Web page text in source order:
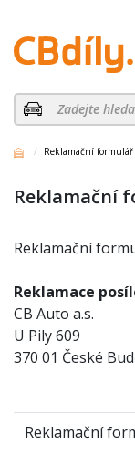
Reklamační formulář
Reklamační
Reklamační
Reklamace
CB Auto a.s.
U Pily 609
370 01 České
Reklamační